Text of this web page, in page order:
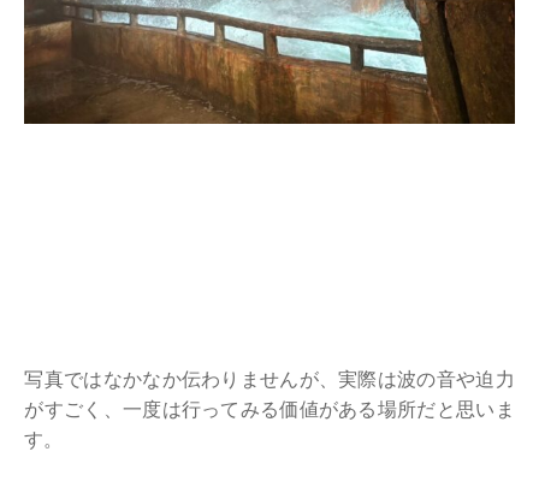
写真ではなかなか伝わりませんが、実際は波の音や迫力
がすごく、一度は行ってみる価値がある場所だと思いま
す。